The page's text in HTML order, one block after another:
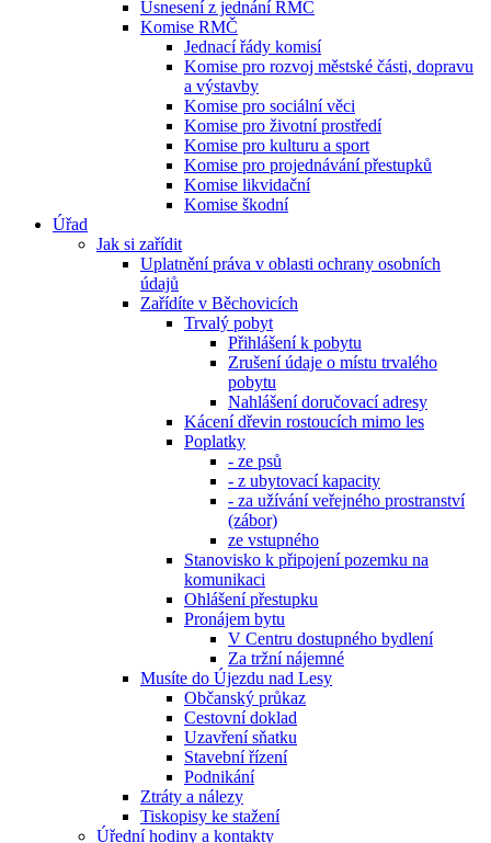
Usnesení z jednání RMČ
Komise RMČ
Jednací řády komisí
Komise pro rozvoj městské části, dopravu
a výstavby
Komise pro sociální věci
Komise pro životní prostředí
Komise pro kulturu a sport
Komise pro projednávání přestupků
Komise likvidační
Komise škodní
Úřad
Jak si zařídit
Uplatnění práva v oblasti ochrany osobních
údajů
Zařídíte v Běchovicích
Trvalý pobyt
Přihlášení k pobytu
Zrušení údaje o místu trvalého
pobytu
Nahlášení doručovací adresy
Kácení dřevin rostoucích mimo les
Poplatky
- ze psů
- z ubytovací kapacity
- za užívání veřejného prostranství
(zábor)
ze vstupného
Stanovisko k připojení pozemku na
komunikaci
Ohlášení přestupku
Pronájem bytu
V Centru dostupného bydlení
Za tržní nájemné
Musíte do Újezdu nad Lesy
Občanský průkaz
Cestovní doklad
Uzavření sňatku
Stavební řízení
Podnikání
Ztráty a nálezy
Tiskopisy ke stažení
Úřední hodiny a kontakty